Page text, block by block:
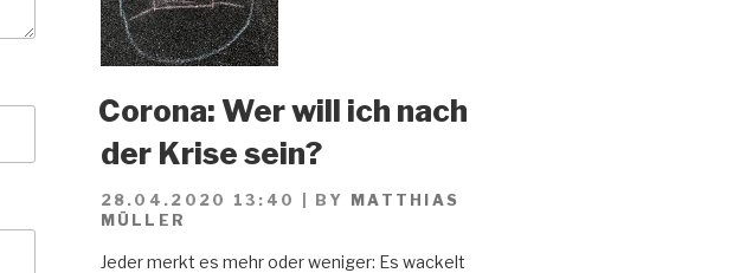
Corona: Wer will ich nach
der Krise sein?
28.04.2020 13:40 BY
MATTHIAS
MÜLLER
Jeder merkt es mehr oder weniger: Es wackelt